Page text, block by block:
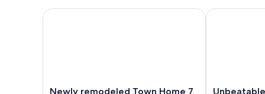
Newly
Newly remodeled Town Home 7
Newly remodeled Town Home 7 in 2022, 1200 Sq
Unbeatable
Unbeatable